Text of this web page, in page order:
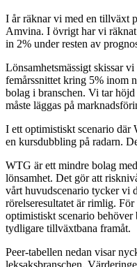
I år räknar vi med en tillväxt
Amvina. I övrigt har vi
in 2% under resten av
Lönsamhetsmässigt skissar
femårssnittet kring 5% inom
bolag i branschen. Vi tar
måste läggas på
I ett optimistiskt scenario
en kursdubbling på radarn.
WTG är ett mindre bolag
lönsamhet. Det gör att
vårt huvudscenario tycker vi
rörelseresultatet är rimlig.
optimistiskt scenario behöver
tydligare tillväxtbana framåt.
Peer-tabellen nedan visar